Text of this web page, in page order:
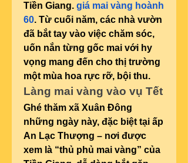
Tiền Giang. giá mai vàng hoành
60. Từ cuối năm, các nhà vườn
đã bắt tay vào việc chăm sóc,
uốn nắn từng gốc mai với hy
vọng mang đến cho thị trường
một mùa hoa rực rỡ, bội thu.
Làng mai vàng vào vụ Tết
Ghé thăm xã Xuân Đông
những ngày này, đặc biệt tại ấp
An Lạc Thượng – nơi được
xem là “thủ phủ mai vàng” của